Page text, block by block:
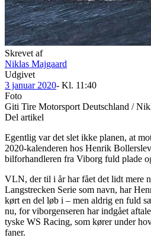
Skrevet af
Niklas Majgaard
Udgivet
3 januar 2020- Kl. 11:40
Foto
Giti Tire Motorsport Deutschland /
Del artikel
Egentlig var det slet ikke planen, at
2020-kalenderen hos Henrik
bilforhandleren fra Viborg fuld plade
VLN, der til i år har fået det lidt mere
Langstrecken Serie som navn, har
kørt en del løb i – men aldrig en fuld
nu, for viborgenseren har indgået
tyske WS Racing, som kører under
faner.